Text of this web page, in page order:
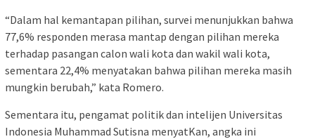
“Dalam hal kemantapan pilihan, survei menunjukkan bahwa
77,6% responden merasa mantap dengan pilihan mereka
terhadap pasangan calon wali kota dan wakil wali kota,
sementara 22,4% menyatakan bahwa pilihan mereka masih
mungkin berubah,” kata Romero.
Sementara itu, pengamat politik dan intelijen Universitas
Indonesia Muhammad Sutisna menyatKan, angka ini